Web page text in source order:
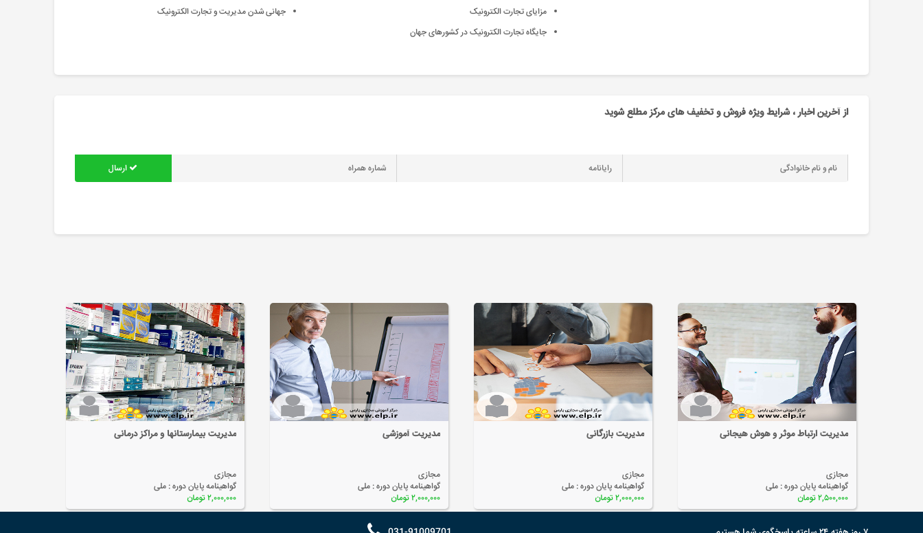
مزایای تجارت الکترونیک
جایگاه تجارت الکترونیک در کشورهای جهان
جهانی شدن مدیریت و تجارت الکترونیک
از آخرین اخبار ، شرایط ویژه فروش و تخفیف های مرکز مطلع شوید
ارسال
مدیریت بیمارستانها و مراکز درمانی
مجازی
گواهینامه پایان دوره :ملی
۲,۰۰۰,۰۰۰ تومان
مدیریت آموزشی
مجازی
گواهینامه پایان دوره :ملی
۲,۰۰۰,۰۰۰ تومان
مدیریت بازرگانی
مجازی
گواهینامه پایان دوره :ملی
۲,۰۰۰,۰۰۰ تومان
مدیریت ارتباط موثر و هوش هیجانی
مجازی
گواهینامه پایان دوره :ملی
۲,۵۰۰,۰۰۰ تومان